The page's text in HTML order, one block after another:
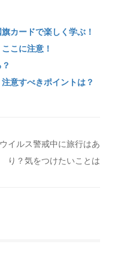
カードで楽しく学ぶ！
こに注意！
意すべきポイントは？
ウイルス警戒中に旅行はあ
り？気をつけたいことは